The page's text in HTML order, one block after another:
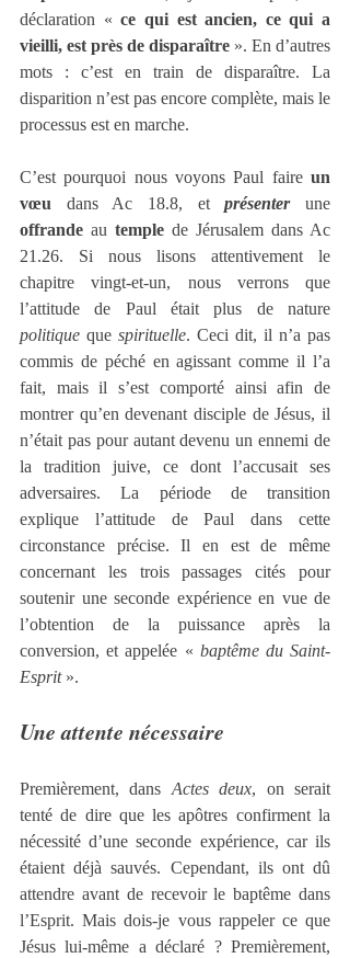
déclaration « ce qui est ancien, ce qui a
vieilli, est près de disparaître ». En d’autres
mots : c’est en train de disparaître. La
disparition n’est pas encore complète, mais le
processus est en marche.
C’est pourquoi nous voyons Paul faire un
vœu dans Ac 18.8, et présenter
offrande au temple de Jérusalem dans Ac
21.26. Si nous lisons attentivement le
chapitre vingt-et-un, nous verrons que
politique que spirituelle. Ceci dit, il n’a pas
commis de péché en agissant comme il l’a
fait, mais il s’est comporté ainsi afin de
montrer qu’en devenant disciple de Jésus, il
n’était pas pour autant devenu un ennemi de
la tradition juive, ce dont l’accusait ses
adversaires. La période de transition
explique l’attitude de Paul dans cette
circonstance précise. Il en est de même
concernant les trois passages cités pour
soutenir une seconde expérience en vue de
l’obtention de la puissance après la
conversion, et appelée « baptême du Saint-
Esprit ».
Une attente nécessaire
Premièrement, dans Actes deux, on serait
tenté de dire que les apôtres confirment la
nécessité d’une seconde expérience, car ils
étaient déjà sauvés. Cependant, ils ont dû
attendre avant de recevoir le baptême dans
l’Esprit. Mais dois-je vous rappeler ce que
Jésus lui-même a déclaré ? Premièrement,